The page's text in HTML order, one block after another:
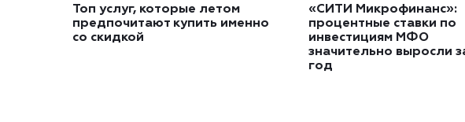
Топ услуг, которые летом
предпочитают купить именно
со скидкой
«СИТИ Микрофинанс»:
процентные ставки по
инвестициям МФО
значительно выросли
год